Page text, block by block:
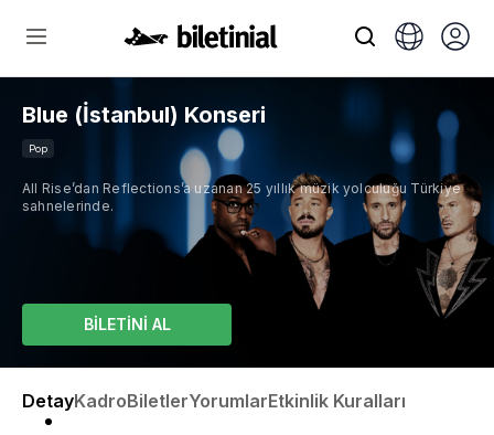
Blue (İstanbul) Konseri
Pop
All Rise’dan Reflections’a uzanan 25 yıllık müzik yolculuğu Türkiye
sahnelerinde.
BİLETİNİ AL
DetayKadroBiletlerYorumlarEtkinlik Kuralları